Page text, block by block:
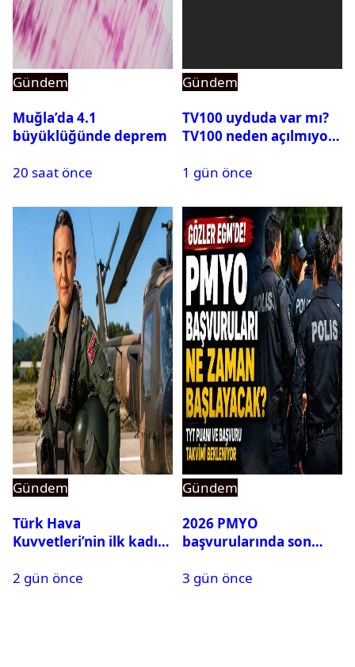
Gündem
Muğla’da 4.1
büyüklüğünde deprem
20 saat önce
Gündem
TV100 uyduda var mı?
TV100 neden açılmıyor?
1 gün önce
Gündem
Türk Hava
Kuvvetleri’nin ilk kadın
Karapınar hakkında
2 gün önce
Gündem
2026 PMYO
başvurularında son
3 gün önce